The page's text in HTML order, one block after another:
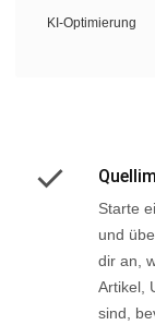
KI-Optimierung
Starte
und
dir an,
Artikel,
sind,